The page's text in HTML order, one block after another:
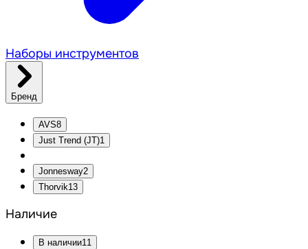
Наборы инструментов
Бренд
AVS8
Just Trend (JT)1
Jonnesway2
Thorvik13
Наличие
В наличии11